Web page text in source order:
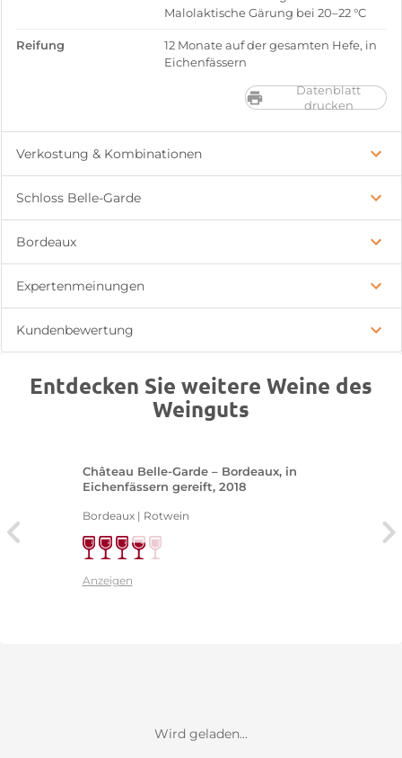
Malolaktische Gärung bei 20–22 °C
Reifung
12 Monate auf der gesamten Hefe, in
Eichenfässern
Datenblatt
drucken
Verkostung & Kombinationen
Schloss Belle-Garde
Bordeaux
Expertenmeinungen
Kundenbewertung
Entdecken Sie weitere Weine des
Weinguts
Château Belle-Garde – Bordeaux, in
Eichenfässern gereift, 2018
Bordeaux | Rotwein
Anzeigen
Wird geladen...